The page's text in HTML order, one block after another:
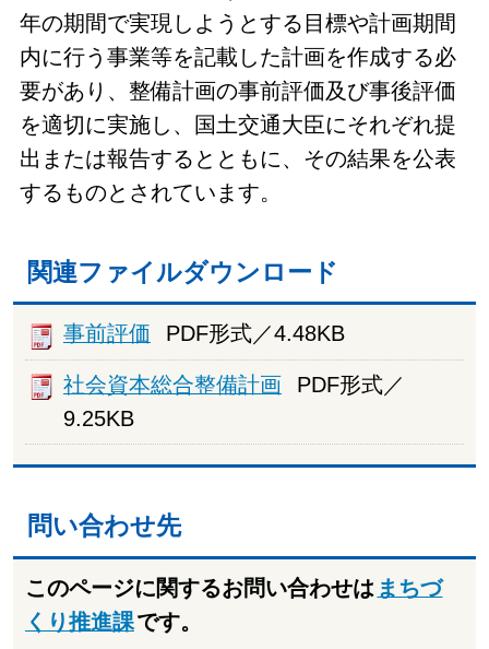
年の期間で実現しようとする目標や計画期間
内に行う事業等を記載した計画を作成する必
要があり、整備計画の事前評価及び事後評価
を適切に実施し、国土交通大臣にそれぞれ提
出または報告するとともに、その結果を公表
するものとされています。
関連ファイルダウンロード
事前評価 PDF形式／4.48KB
社会資本総合整備計画
PDF形式／
9.25KB
問い合わせ先
このページに関するお問い合わせは まちづ
くり推進課です。